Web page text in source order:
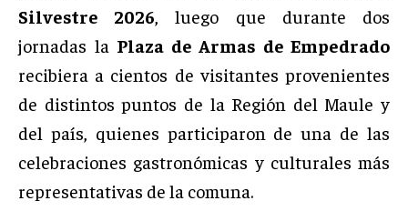
Silvestre 2026, luego que durante dos
jornadas la Plaza de Armas de Empedrado
recibiera a cientos de visitantes provenientes
de distintos puntos de la Región del Maule y
del país, quienes participaron de una de las
celebraciones gastronómicas y culturales más
representativas de la comuna.